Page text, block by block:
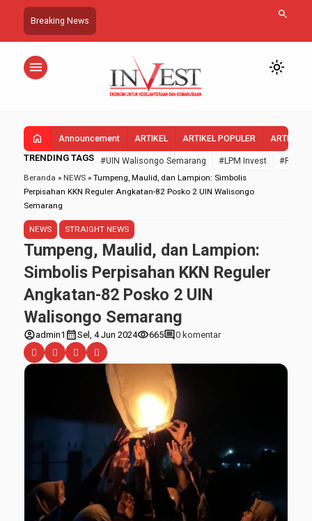
Breaking News search
menu light_mode
home Announcement ARTIKEL ARTIKEL POPULER ARTIKEL
TRENDING TAGS #UIN Walisongo Semarang #LPM Invest
#FEBI
Beranda » NEWS » Tumpeng, Maulid, dan Lampion: Simbolis
Perpisahan KKN Reguler Angkatan-82 Posko 2 UIN Walisongo
Semarang
NEWS STRAIGHT NEWS
Tumpeng, Maulid, dan Lampion:
Simbolis Perpisahan KKN Reguler
Angkatan-82 Posko 2 UIN
Walisongo Semarang
account_circleadmin1 calendar_monthSel, 4 Jun 2024visibility665comment0 komentar